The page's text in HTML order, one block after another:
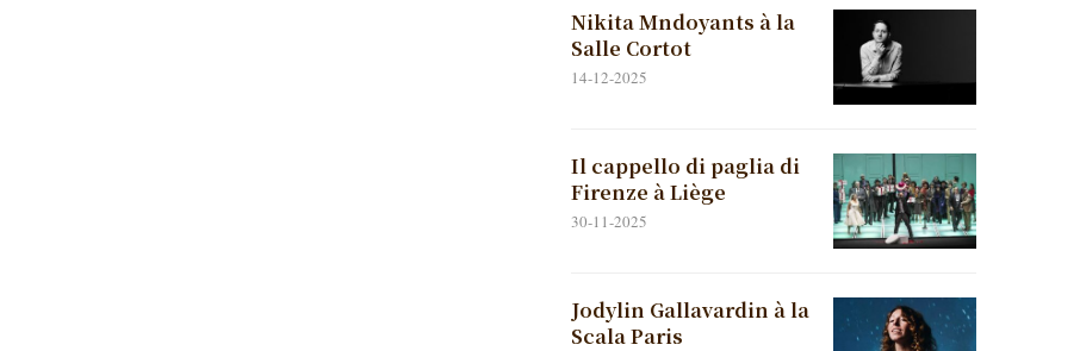
Nikita Mndoyants à la
Salle Cortot
14-12-2025
Il cappello di paglia di
Firenze à Liège
30-11-2025
Jodylin Gallavardin à la
Scala Paris